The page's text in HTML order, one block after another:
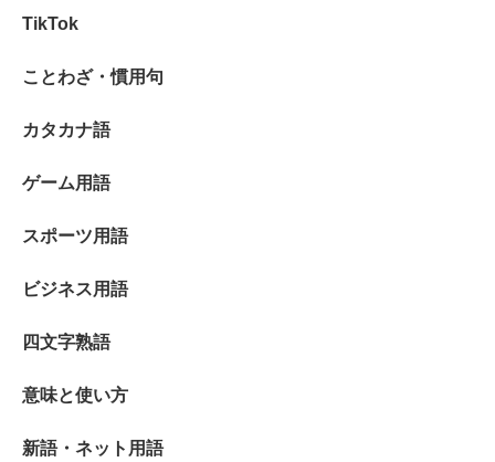
TikTok
ことわざ・慣用句
カタカナ語
ゲーム用語
スポーツ用語
ビジネス用語
四文字熟語
意味と使い方
新語・ネット用語